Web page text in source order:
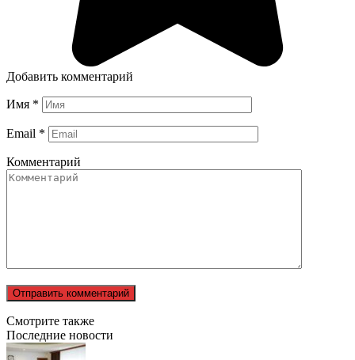
Добавить комментарий
Имя *
Email *
Комментарий
Смотрите также
Последние новости